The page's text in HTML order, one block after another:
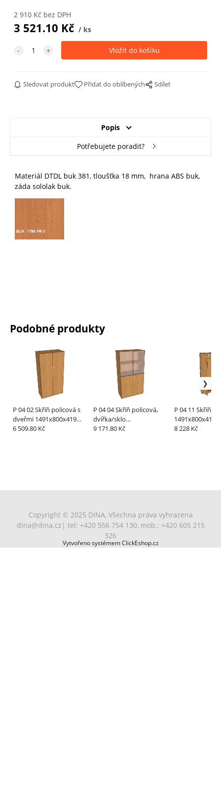
2 910Kč bez DPH
3 521.10 Kč ks
Sledovat produkt Přidat do oblíbených Sdílet
Popis
Potřebujete poradit?
Materiál DTDL buk 381, tloušťka 18 mm, hrana ABS buk,
záda sololak buk.
Podobné produkty
P 04 02 Skříň policová s
dveřmi 1491x800x419
mm
6 509.80 Kč
P 04 04 Skříň policová,
dvířka/sklo
1491x800x419 mm
9 171.80 Kč
P 04 11 Skříň
1491x800x419
8 228 Kč
Copyright © 2025 DINA, Všechna práva vyhrazena
dina@dina.cz | tel: +420 556 754 130, mob.: +420 605 215
326
Vytvořeno systémem ClickEshop.cz